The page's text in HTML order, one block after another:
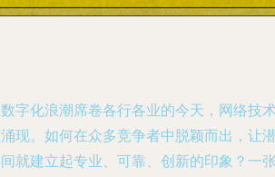
字化浪潮席卷各行各业的今天，网络技
现。如何在众多竞争者中脱颖而出，让
就建立起专业、可靠、创新的印象？一